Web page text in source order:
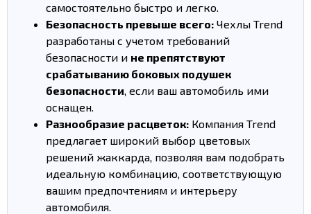
самостоятельно быстро и легко.
Безопасность превыше всего: Чехлы Trend
разработаны с учетом требований
безопасности и не препятствуют
срабатыванию боковых подушек
безопасности, если ваш автомобиль ими
оснащен.
Разнообразие расцветок: Компания Trend
предлагает широкий выбор цветовых
решений жаккарда, позволяя вам подобрать
идеальную комбинацию, соответствующую
вашим предпочтениям и интерьеру
автомобиля.